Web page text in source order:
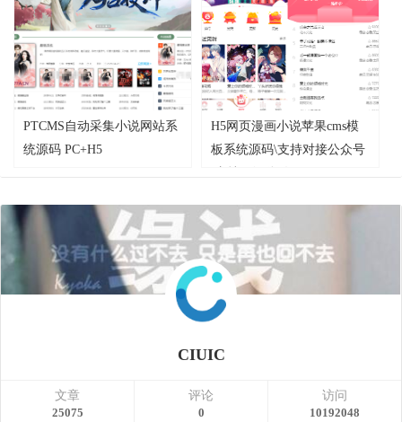
PTCMS自动采集小说网站系
统源码 PC+H5
H5网页漫画小说苹果cms模
板系统源码\支持对接公众号
CIUIC
文章
25075
评论
0
访问
10192048